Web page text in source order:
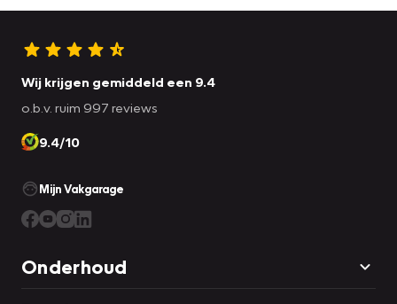
Wij krijgen gemiddeld een 9.4
o.b.v. ruim 997 reviews
9.4/10
Mijn Vakgarage
Onderhoud